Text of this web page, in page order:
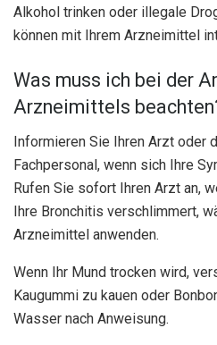
Alkohol trinken oder illegale
können mit Ihrem Arzneimittel
Was muss ich bei der
Arzneimittels
Informieren Sie Ihren Arzt oder
Fachpersonal, wenn sich Ihre
Rufen Sie sofort Ihren Arzt an,
Ihre Bronchitis verschlimmert,
Arzneimittel anwenden.
Wenn Ihr Mund trocken wird,
Kaugummi zu kauen oder
Wasser nach Anweisung.